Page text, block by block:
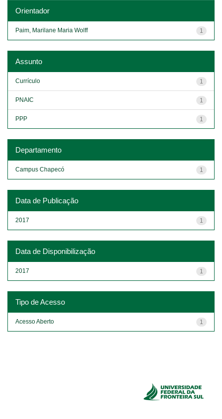
Orientador
1
Paim, Marilane Maria Wolff
Assunto
1
Currículo
1
PNAIC
1
PPP
Departamento
1
Campus Chapecó
Data de Publicação
1
2017
Data de Disponibilização
1
2017
Tipo de Acesso
1
Acesso Aberto